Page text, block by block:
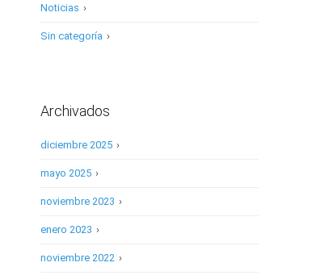
›
Noticias
›
Sin categoría
Archivados
›
diciembre 2025
›
mayo 2025
›
noviembre 2023
›
enero 2023
›
noviembre 2022